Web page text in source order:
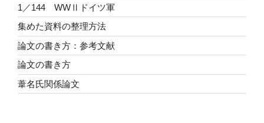
1／144 WWⅡドイツ軍
集めた資料の整理方法
論文の書き方：参考文献
論文の書き方
葦名氏関係論文